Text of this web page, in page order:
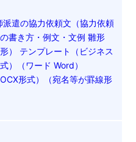
派遣の協力依頼文（協力依頼
書き方・例文・文例 雛形
形） テンプレート（ビジネス
）（ワード Word）
形式）（宛名等が罫線形